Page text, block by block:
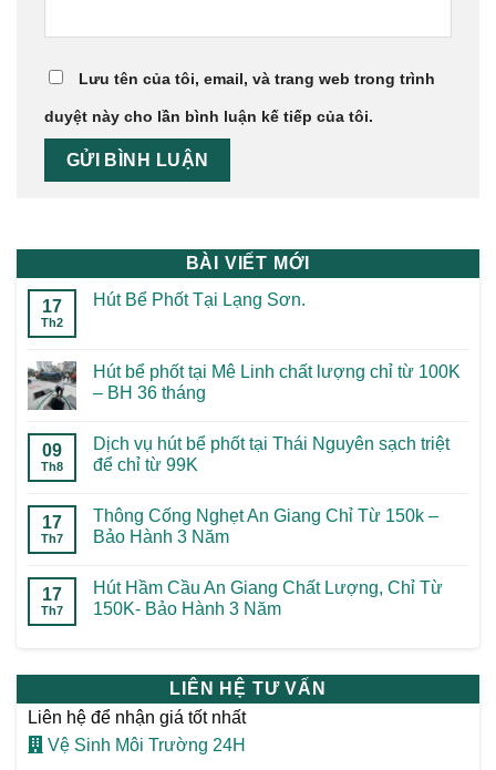
Lưu tên của tôi, email, và trang web trong trình
duyệt này cho lần bình luận kế tiếp của tôi.
BÀI VIẾT MỚI
17
Th2
Hút Bể Phốt Tại Lạng Sơn.
Hút bể phốt tại Mê Linh chất lượng chỉ từ 100K
– BH 36 tháng
09
Th8
Dịch vụ hút bể phốt tại Thái Nguyên sạch triệt
để chỉ từ 99K
17
Th7
Thông Cống Nghẹt An Giang Chỉ Từ 150k –
Bảo Hành 3 Năm
17
Th7
Hút Hầm Cầu An Giang Chất Lượng, Chỉ Từ
150K- Bảo Hành 3 Năm
LIÊN HỆ TƯ VẤN
Liên hệ để nhận giá tốt nhất
Vệ Sinh Môi Trường 24H